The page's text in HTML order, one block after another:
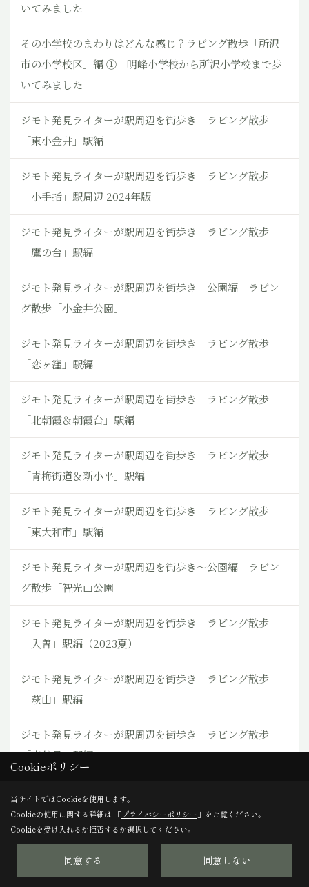
いてみました
その小学校のまわりはどんな感じ？ラビング散歩「所沢
市の小学校区」編 ① 明峰小学校から所沢小学校まで歩
いてみました
ジモト発見ライターが駅周辺を街歩き ラビング散歩
「東小金井」駅編
ジモト発見ライターが駅周辺を街歩き ラビング散歩
「小手指」駅周辺 2024年版
ジモト発見ライターが駅周辺を街歩き ラビング散歩
「鷹の台」駅編
ジモト発見ライターが駅周辺を街歩き 公園編 ラビン
グ散歩「小金井公園」
ジモト発見ライターが駅周辺を街歩き ラビング散歩
「恋ヶ窪」駅編
ジモト発見ライターが駅周辺を街歩き ラビング散歩
「北朝霞＆朝霞台」駅編
ジモト発見ライターが駅周辺を街歩き ラビング散歩
「青梅街道＆新小平」駅編
ジモト発見ライターが駅周辺を街歩き ラビング散歩
「東大和市」駅編
ジモト発見ライターが駅周辺を街歩き～公園編 ラビン
グ散歩「智光山公園」
ジモト発見ライターが駅周辺を街歩き ラビング散歩
「入曽」駅編（2023夏）
ジモト発見ライターが駅周辺を街歩き ラビング散歩
「萩山」駅編
ジモト発見ライターが駅周辺を街歩き ラビング散歩
「東伏見」駅編
「上板橋」駅編
ジモト発見ライターが駅周辺を街歩き ラビング散歩
「花小金井」駅編
Cookieポリシー
当サイトではCookieを使用します。
Cookieの使用に関する詳細は 「プライバシーポリシー 」をご覧ください。
Cookieを受け入れるか拒否するか選択してください。
同意する 同意しない